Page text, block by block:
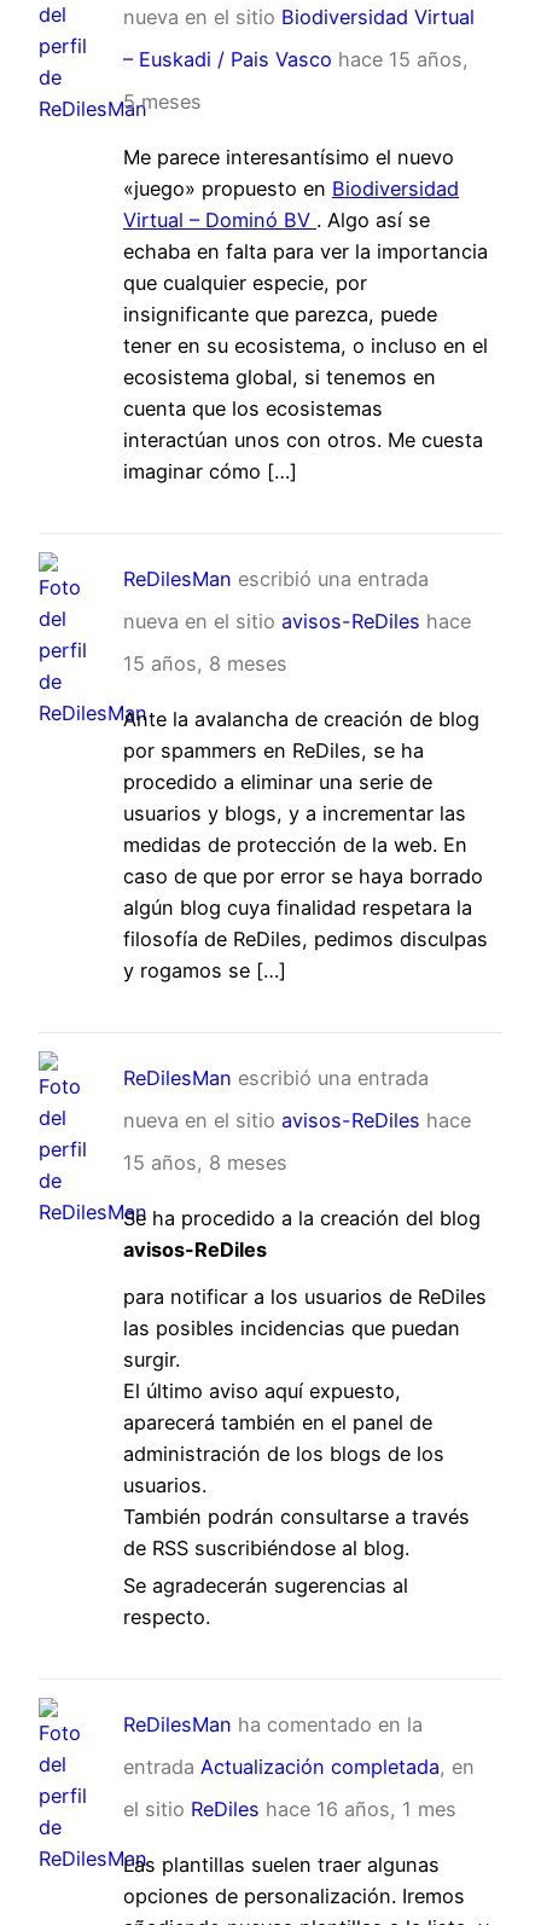
nueva en el sitio Biodiversidad Virtual
– Euskadi / Pais Vasco hace 15 años,
5 meses
Me parece interesantísimo el nuevo
«juego» propuesto en Biodiversidad
Virtual – Dominó BV . Algo así se
echaba en falta para ver la importancia
que cualquier especie, por
insignificante que parezca, puede
tener en su ecosistema, o incluso en el
ecosistema global, si tenemos en
cuenta que los ecosistemas
interactúan unos con otros. Me cuesta
imaginar cómo […]
ReDilesMan escribió una entrada
nueva en el sitio avisos-ReDiles hace
15 años, 8 meses
Ante la avalancha de creación de blog
por spammers en ReDiles, se ha
procedido a eliminar una serie de
usuarios y blogs, y a incrementar las
medidas de protección de la web. En
caso de que por error se haya borrado
algún blog cuya finalidad respetara la
filosofía de ReDiles, pedimos disculpas
y rogamos se […]
ReDilesMan escribió una entrada
nueva en el sitio avisos-ReDiles hace
15 años, 8 meses
Se ha procedido a la creación del blog
avisos-ReDiles
para notificar a los usuarios de ReDiles
las posibles incidencias que puedan
surgir.
El último aviso aquí expuesto,
aparecerá también en el panel de
administración de los blogs de los
usuarios.
También podrán consultarse a través
de RSS suscribiéndose al blog.
Se agradecerán sugerencias al
respecto.
ReDilesMan ha comentado en la
entrada Actualización completada, en
el sitio ReDiles hace 16 años, 1 mes
Las plantillas suelen traer algunas
opciones de personalización. Iremos